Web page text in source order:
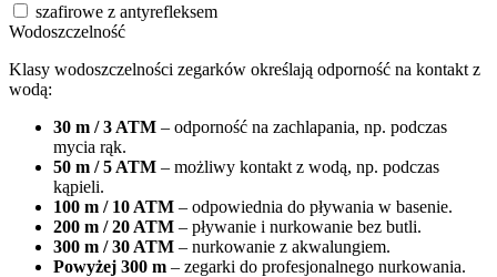
szafirowe z antyrefleksem
Wodoszczelność
Klasy wodoszczelności zegarków określają odporność na kontakt z
wodą:
30 m / 3 ATM – odporność na zachlapania, np. podczas
mycia rąk.
50 m / 5 ATM – możliwy kontakt z wodą, np. podczas
kąpieli.
100 m / 10 ATM – odpowiednia do pływania w basenie.
200 m / 20 ATM – pływanie i nurkowanie bez butli.
300 m / 30 ATM – nurkowanie z akwalungiem.
Powyżej 300 m – zegarki do profesjonalnego nurkowania.